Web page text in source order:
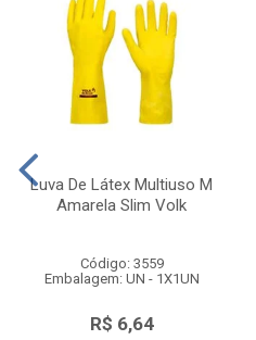
Luva De Látex Multiuso M
Amarela Slim Volk
Código: 3559
Embalagem: UN - 1X1UN
R$ 6,64